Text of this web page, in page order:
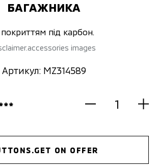
БАГАЖНИКА
під карбон.
images
Артикул: MZ314589
ON OFFER